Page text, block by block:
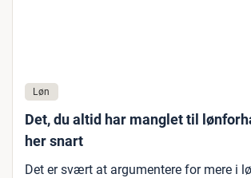
Løn
Det, du altid har manglet til
her snart
Det er svært at argumentere for mere i